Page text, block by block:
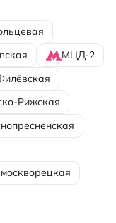
МЦД-2
Рижская